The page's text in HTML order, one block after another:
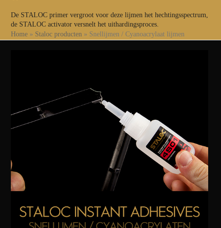
De STALOC primer vergroot voor deze lijmen het hechtingsspectrum,
de STALOC activator versnelt het uithardingsproces.
Home » Staloc producten » Snellijmen / Cyanoacrylaat lijmen